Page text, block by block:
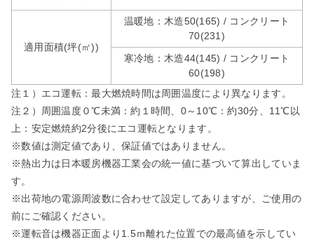
適用面積(坪(㎡))
温暖地：木造50(165) / コンクリート
70(231)
寒冷地：木造44(145) / コンクリート
60(198)
注１）エコ運転：最大燃焼時間は周囲温度により異なります。
注２）周囲温度０℃未満：約１時間、0～10℃：約30分、11℃以
上：安定燃焼約2分後にエコ運転となります。
※数値は測定値であり、保証値ではありません。
※熱出力は日本暖房機器工業会の統一値に基づいて算出していま
す。
※出荷地の電源周波数に合わせて設定してありますが、ご使用の
前にご確認ください。
※運転音は機器正面より1.5ｍ離れた位置での最高値を示してい